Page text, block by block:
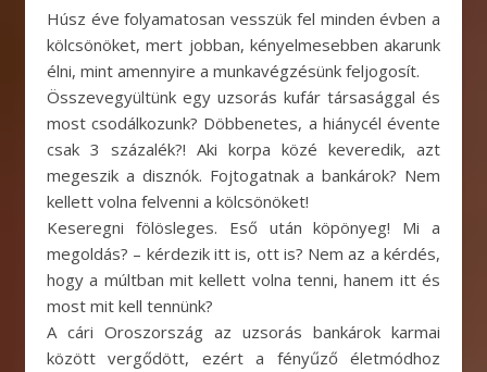
Húsz éve folyamatosan vesszük fel minden évben a
kölcsönöket, mert jobban, kényelmesebben akarunk
élni, mint amennyire a munkavégzésünk feljogosít.
Összevegyültünk egy uzsorás kufár társasággal és
most csodálkozunk? Döbbenetes, a hiánycél évente
csak 3 százalék?! Aki korpa közé keveredik, azt
megeszik a disznók. Fojtogatnak a bankárok? Nem
kellett volna felvenni a kölcsönöket!
Keseregni fölösleges. Eső után köpönyeg! Mi a
megoldás? – kérdezik itt is, ott is? Nem az a kérdés,
hogy a múltban mit kellett volna tenni, hanem itt és
most mit kell tennünk?
A cári Oroszország az uzsorás bankárok karmai
között vergődött, ezért a fényűző életmódhoz